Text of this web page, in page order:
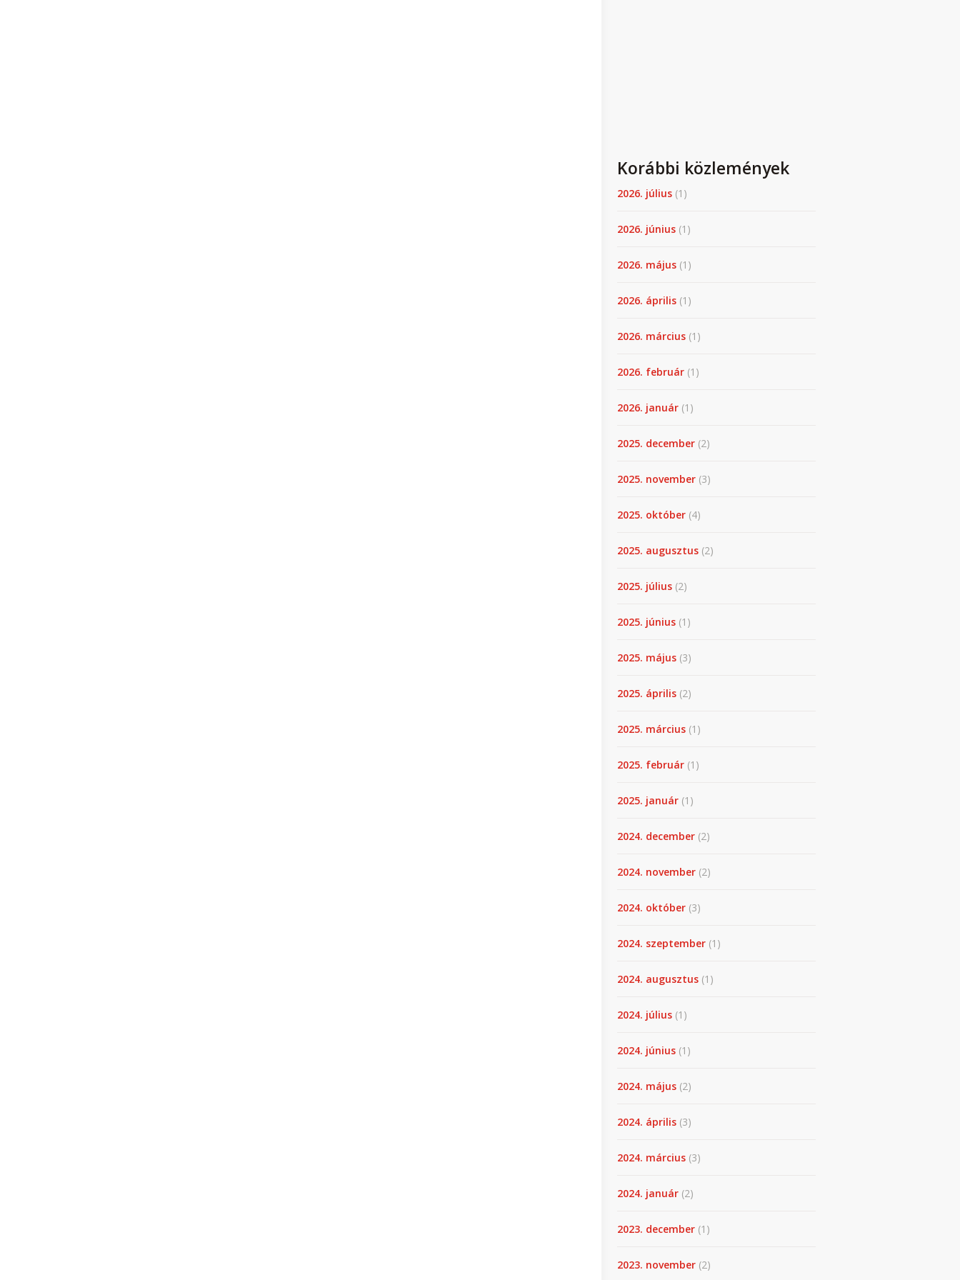
Korábbi közlemények
2026. július (1)
2026. június (1)
2026. május (1)
2026. április (1)
2026. március (1)
2026. február (1)
2026. január (1)
2025. december (2)
2025. november (3)
2025. október (4)
2025. augusztus (2)
2025. július (2)
2025. június (1)
2025. május (3)
2025. április (2)
2025. március (1)
2025. február (1)
2025. január (1)
2024. december (2)
2024. november (2)
2024. október (3)
2024. szeptember (1)
2024. augusztus (1)
2024. július (1)
2024. június (1)
2024. május (2)
2024. április (3)
2024. március (3)
2024. január (2)
2023. december (1)
2023. november (2)